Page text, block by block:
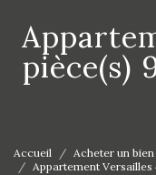
appartement versailles 4
pièce(s)
Accueil Acheter un
Appartement